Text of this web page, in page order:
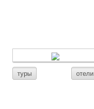
туры отели